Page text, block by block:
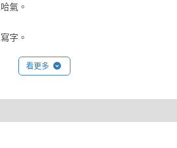
氣。
字。
右顛倒的字。
何歸類的壯闊故事。
看更多